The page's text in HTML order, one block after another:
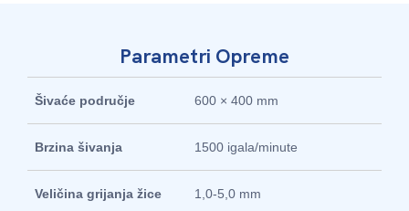
Parametri Opreme
Šivaće područje 600 × 400 mm
Brzina šivanja 1500 igala/minute
Veličina grijanja žice 1,0-5,0 mm